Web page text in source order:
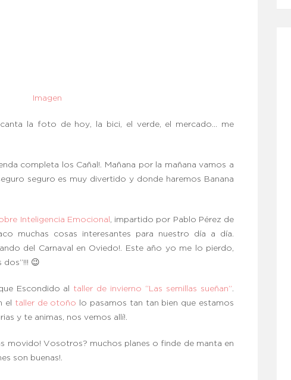
Imagen
la foto de hoy, la bici, el verde, el mercado… me
completa los Cañal!. Mañana por la mañana vamos a
seguro es muy divertido y donde haremos Banana
Inteligencia Emocional
, impartido por Pablo Pérez de
muchas cosas interesantes para nuestro día a día.
del Carnaval en Oviedo!. Este año yo me lo pierdo,
dos”!!! 😉
Escondido al taller de invierno “Las semillas sueñan”
el
taller de otoño
lo pasamos tan tan bien que estamos
y te animas, nos vemos allí!.
movido! Vosotros? muchos planes o finde de manta en
son buenas!.